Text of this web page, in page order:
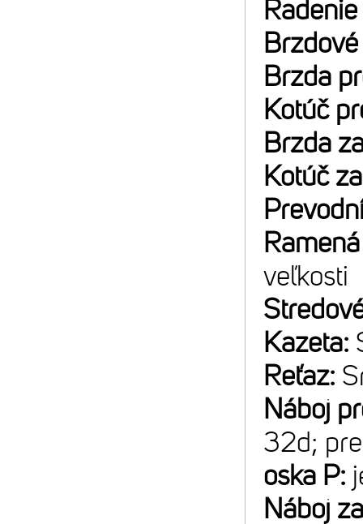
Brzda
Kotúč
Brzda
Kotúč
veľkosti
Kazeta:
Reťaz:
Náboj
32d;
oska P:
Náboj